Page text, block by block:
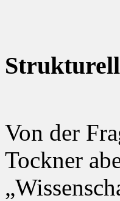
Von der
Tockner